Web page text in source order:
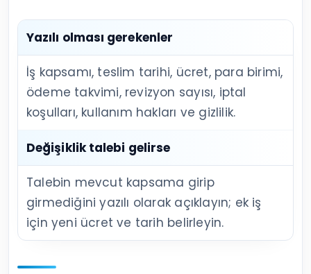
Yazılı olması gerekenler
İş kapsamı, teslim tarihi, ücret, para birimi,
ödeme takvimi, revizyon sayısı, iptal
koşulları, kullanım hakları ve gizlilik.
Değişiklik talebi gelirse
Talebin mevcut kapsama girip
girmediğini yazılı olarak açıklayın; ek iş
için yeni ücret ve tarih belirleyin.